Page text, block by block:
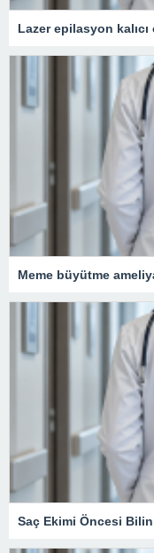
Lazer epilasyon kalıcı
Meme büyütme
Saç Ekimi Öncesi